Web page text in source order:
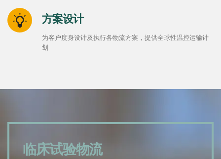
方案设计
为客户度身设计及执行各物流方案，提供全球性温控运输计
划
临床试验物流